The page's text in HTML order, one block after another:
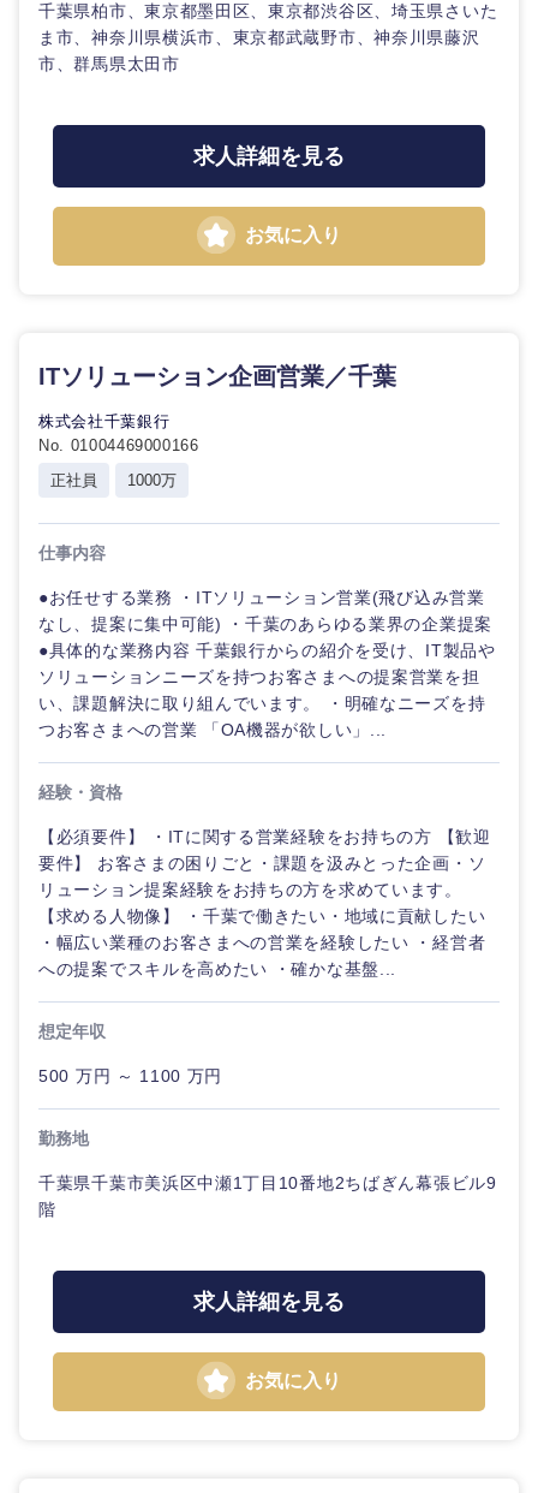
千葉県柏市、東京都墨田区、東京都渋谷区、埼玉県さいた
ま市、神奈川県横浜市、東京都武蔵野市、神奈川県藤沢
市、群馬県太田市
求人詳細を見る
お気に入り
ITソリューション企画営業／千葉
株式会社千葉銀行
No. 01004469000166
正社員
1000万
仕事内容
●お任せする業務 ・ITソリューション営業(飛び込み営業
なし、提案に集中可能) ・千葉のあらゆる業界の企業提案
●具体的な業務内容 千葉銀行からの紹介を受け、IT製品や
ソリューションニーズを持つお客さまへの提案営業を担
い、課題解決に取り組んでいます。 ・明確なニーズを持
つお客さまへの営業 「OA機器が欲しい」...
経験・資格
【必須要件】 ・ITに関する営業経験をお持ちの方 【歓迎
要件】 お客さまの困りごと・課題を汲みとった企画・ソ
リューション提案経験をお持ちの方を求めています。
【求める人物像】 ・千葉で働きたい・地域に貢献したい
・幅広い業種のお客さまへの営業を経験したい ・経営者
への提案でスキルを高めたい ・確かな基盤...
想定年収
500 万円 ～ 1100 万円
勤務地
千葉県千葉市美浜区中瀬1丁目10番地2ちばぎん幕張ビル9
階
求人詳細を見る
お気に入り